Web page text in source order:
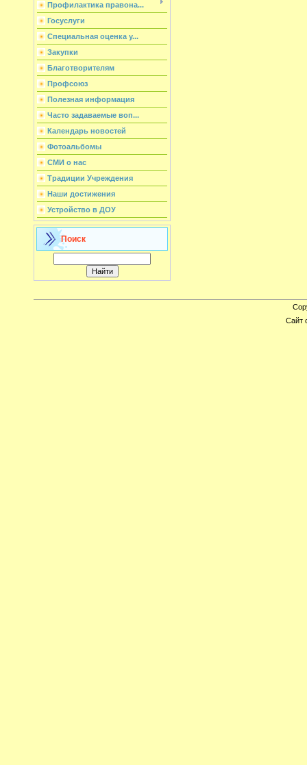
Профилактика правона...
Госуслуги
Специальная оценка у...
Закупки
Благотворителям
Профсоюз
Полезная информация
Часто задаваемые воп...
Календарь новостей
Фотоальбомы
СМИ о нас
Традиции Учреждения
Наши достижения
Устройство в ДОУ
Поиск
Сайт